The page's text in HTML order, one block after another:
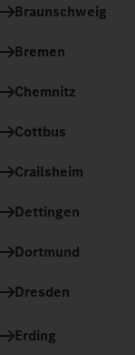
Braunschweig
Bremen
Chemnitz
Cottbus
Crailsheim
Dettingen
Dortmund
Dresden
Erding